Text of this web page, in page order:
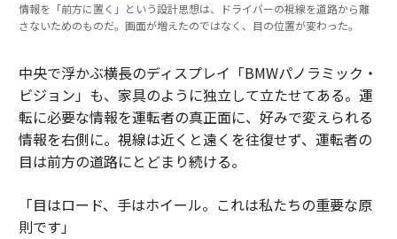
情報を「前方に置く」という設計思想は、ドライバーの視線を道路から離
さないためのものだ。画面が増えたのではなく、目の位置が変わった。
中央で浮かぶ横長のディスプレイ「BMWパノラミック・
ビジョン」も、家具のように独立して立たせてある。運
転に必要な情報を運転者の真正面に、好みで変えられる
情報を右側に。視線は近くと遠くを往復せず、運転者の
目は前方の道路にとどまり続ける。
「目はロード、手はホイール。これは私たちの重要な原
則です」